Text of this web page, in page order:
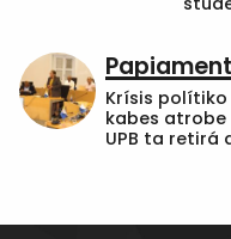
Krísis
kabes atrobe
UPB ta retirá